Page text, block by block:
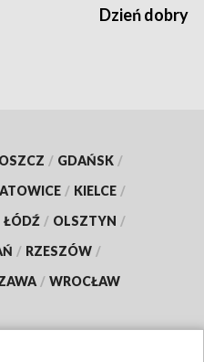
Dzień dobry
/ GDAŃSK /
/ KIELCE /
ŁÓDŹ / OLSZTYN /
/ RZESZÓW /
/ WROCŁAW